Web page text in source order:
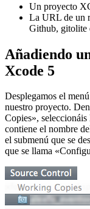
Un proyecto
La URL de un
Github, gitolite
Añadiendo
Xcode 5
Desplegamos el
nuestro proyecto.
Copies»,
contiene el nombre
el submenú que se
que se llama